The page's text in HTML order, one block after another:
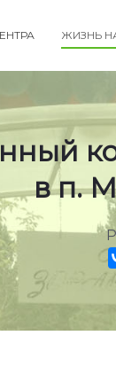
ЖИЗНЬ
в п.